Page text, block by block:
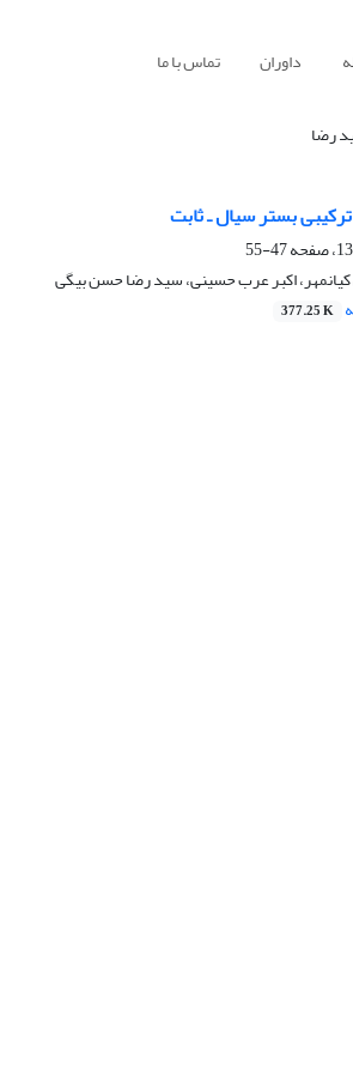
داوران تماس با ما
رضا
بستر سیال ـ ثابت
47-55
اکبر عرب حسینی، سید رضا حسن بیگی
377.25 K